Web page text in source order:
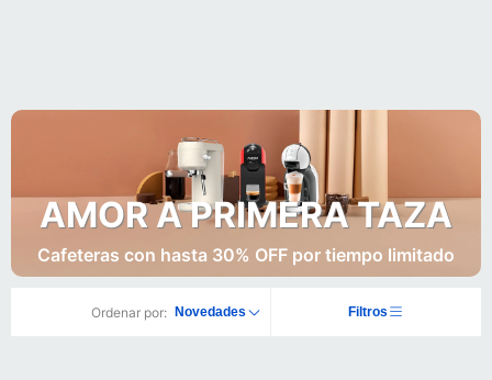
AMOR A PRIMERA TAZA
Cafeteras con hasta 30% OFF por tiempo limitado
Ordenar por: Novedades Filtros